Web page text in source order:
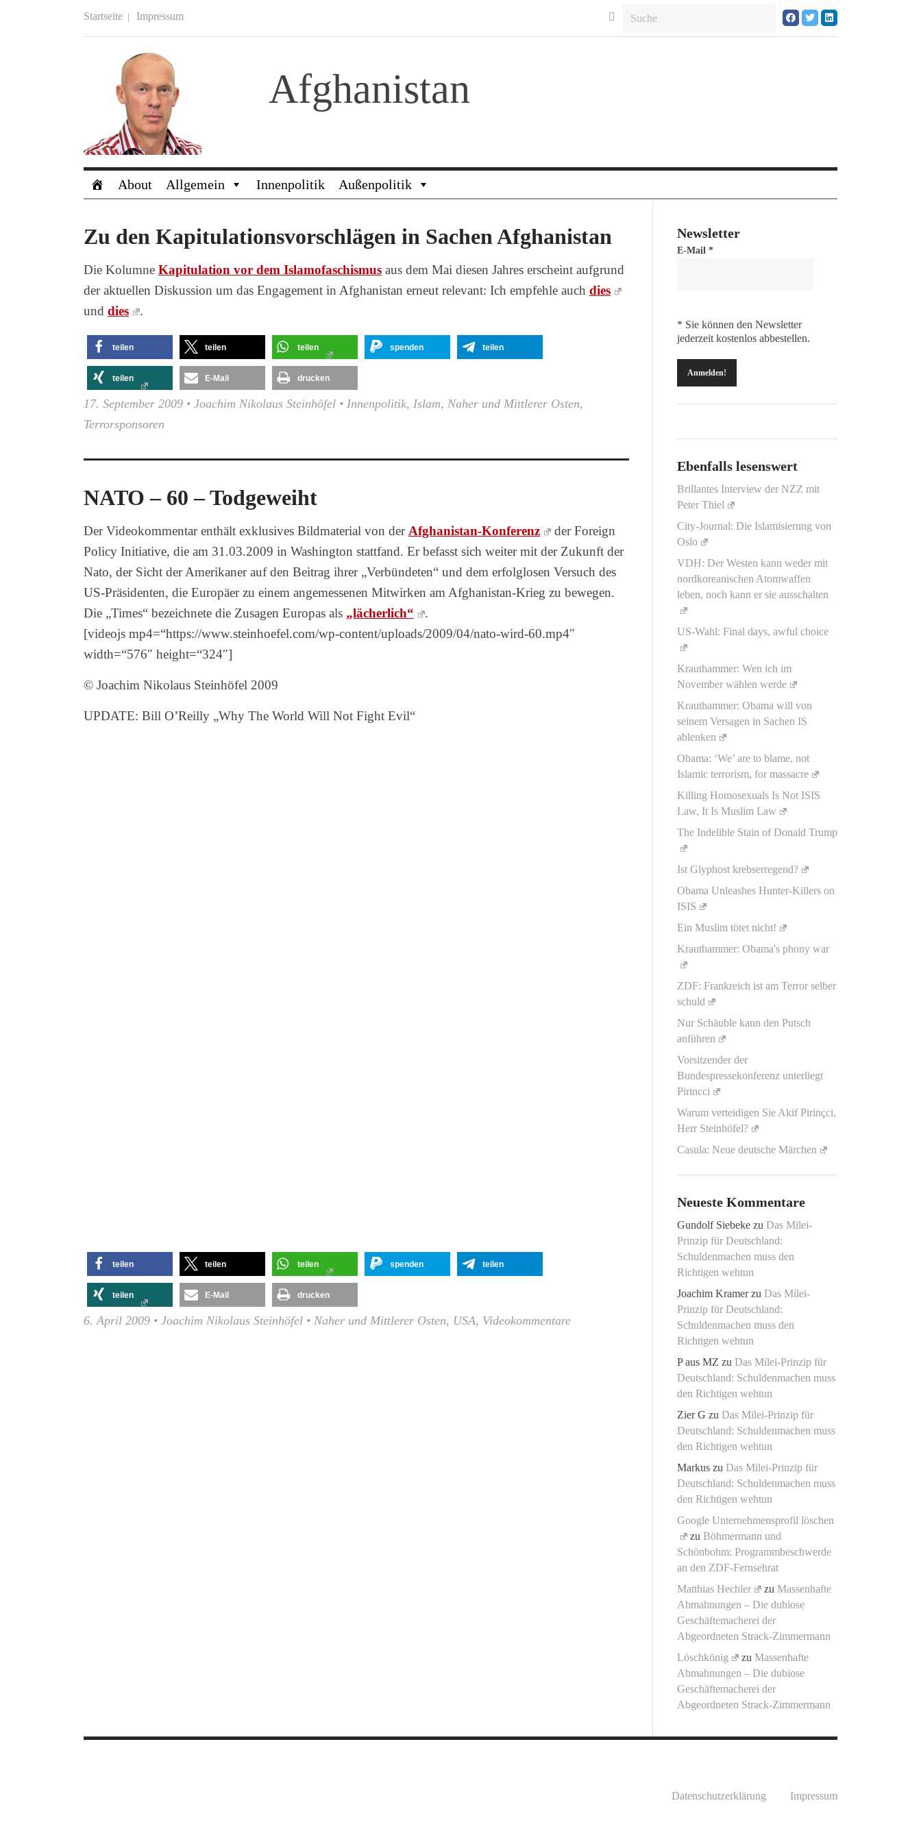
Startseite Impressum
Afghanistan
About Allgemein Innenpolitik Außenpolitik
Zu den Kapitulationsvorschlägen in Sachen Afghanistan
Die Kolumne Kapitulation vor dem Islamofaschismus aus dem Mai diesen Jahres erscheint aufgrund
der aktuellen Diskussion um das Engagement in Afghanistan erneut relevant: Ich empfehle auch dies
und dies .
teilen teilen teilen spenden teilen
teilen E-Mail drucken
17. September 2009 • Joachim Nikolaus Steinhöfel • Innenpolitik, Islam, Naher und Mittlerer Osten,
Terrorsponsoren
NATO – 60 – Todgeweiht
Der Videokommentar enthält exklusives Bildmaterial von der Afghanistan-Konferenz
der Foreign
Policy Initiative, die am 31.03.2009 in Washington stattfand. Er befasst sich weiter mit der Zukunft der
Nato, der Sicht der Amerikaner auf den Beitrag ihrer „Verbündeten“ und dem erfolglosen Versuch des
US-Präsidenten, die Europäer zu einem angemessenen Mitwirken am Afghanistan-Krieg zu bewegen.
Die „Times“ bezeichnete die Zusagen Europas als „lächerlich“
.
[videojs mp4=“https://www.steinhoefel.com/wp-content/uploads/2009/04/nato-wird-60.mp4″
width=“576″ height=“324″]
© Joachim Nikolaus Steinhöfel 2009
UPDATE: Bill O’Reilly „Why The World Will Not Fight Evil“
teilen teilen teilen spenden teilen
teilen E-Mail drucken
6. April 2009 • Joachim Nikolaus Steinhöfel • Naher und Mittlerer Osten, USA, Videokommentare
Newsletter
E-Mail *
* Sie können den Newsletter
jederzeit kostenlos abbestellen.
Ebenfalls lesenswert
Brillantes Interview der NZZ mit
Peter Thiel
City-Journal: Die Islamisierung von
Oslo
VDH: Der Westen kann weder mit
nordkoreanischen Atomwaffen
leben, noch kann er sie ausschalten
US-Wahl: Final days, awful choice
Krauthammer: Wen ich im
November wählen werde
Krauthammer: Obama will von
seinem Versagen in Sachen IS
ablenken
Obama: ‘We’ are to blame, not
Islamic terrorism, for massacre
Killing Homosexuals Is Not ISIS
Law, It Is Muslim Law
The Indelible Stain of Donald Trump
Ist Glyphost krebserregend?
Obama Unleashes Hunter-Killers on
ISIS
Ein Muslim tötet nicht!
Krauthammer: Obama's phony war
ZDF: Frankreich ist am Terror selber
schuld
Nur Schäuble kann den Putsch
anführen
Vorsitzender der
Bundespressekonferenz unterliegt
Pirincci
Warum verteidigen Sie Akif Pirinçci,
Herr Steinhöfel?
Casula: Neue deutsche Märchen
Neueste Kommentare
Gundolf Siebeke zu Das Milei-
Prinzip für Deutschland:
Schuldenmachen muss den
Richtigen wehtun
Joachim Kramerzu Das Milei-
Prinzip für Deutschland:
Schuldenmachen muss den
Richtigen wehtun
P aus MZ zu Das Milei-Prinzip für
Deutschland: Schuldenmachen muss
den Richtigen wehtun
Zier G zu Das Milei-Prinzip für
Deutschland: Schuldenmachen muss
den Richtigen wehtun
Markus zu Das Milei-Prinzip für
Deutschland: Schuldenmachen muss
den Richtigen wehtun
Google Unternehmensprofil löschen
zu Böhmermann und
Schönbohm: Programmbeschwerde
an den ZDF-Fernsehrat
Matthias Hechler
zu Massenhafte
Abmahnungen – Die dubiose
Geschäftemacherei der
Abgeordneten Strack-Zimmermann
Löschkönig
zu Massenhafte
Abmahnungen – Die dubiose
Geschäftemacherei der
Abgeordneten Strack-Zimmermann
Datenschutzerklärung Impressum